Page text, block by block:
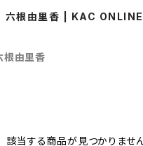
六根由里香 | KAC ONLINE
根由里香
該当する商品が見つかりません